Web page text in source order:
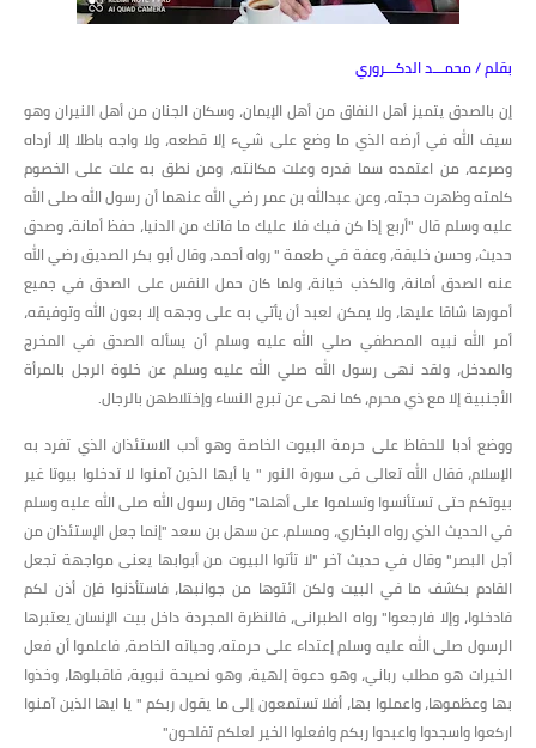
بقلم / محمـــد الدكـــروري
إن بالصدق يتميز أهل النفاق من أهل الإيمان، وسكان الجنان من أهل النيران وهو
سيف الله في أرضه الذي ما وضع على شيء إلا قطعه، ولا واجه باطلا إلا أرداه
وصرعه، من اعتمده سما قدره وعلت مكانته، ومن نطق به علت على الخصوم
كلمته وظهرت حجته، وعن عبدالله بن عمر رضي الله عنهما أن رسول الله صلى الله
عليه وسلم قال "أربع إذا كن فيك فلا عليك ما فاتك من الدنيا، حفظ أمانة، وصدق
حديث، وحسن خليقة، وعفة في طعمة " رواه أحمد، وقال أبو بكر الصديق رضي الله
عنه الصدق أمانة، والكذب خيانة، ولما كان حمل النفس على الصدق في جميع
أمورها شاقا عليها، ولا يمكن لعبد أن يأتي به على وجهه إلا بعون الله وتوفيقه،
أمر الله نبيه المصطفي صلي الله عليه وسلم أن يسأله الصدق في المخرج
والمدخل، ولقد نهى رسول الله صلي الله عليه وسلم عن خلوة الرجل بالمرأة
الأجنبية إلا مع ذي محرم، كما نهى عن تبرج النساء وإختلاطهن بالرجال.
ووضع أدبا للحفاظ على حرمة البيوت الخاصة وهو أدب الاستئذان الذي تفرد به
الإسلام، فقال الله تعالى فى سورة النور " يا أيها الذين آمنوا لا تدخلوا بيوتا غير
بيوتكم حتى تستأنسوا وتسلموا على أهلها" وقال رسول الله صلى الله عليه وسلم
في الحديث الذي رواه البخاري، ومسلم، عن سهل بن سعد "إنما جعل الإستئذان من
أجل البصر" وقال في حديث آخر "لا تأتوا البيوت من أبوابها يعنى مواجهة تجعل
القادم بكشف ما في البيت ولكن ائتوها من جوانبها، فاستأذنوا فإن أذن لكم
فادخلوا، وإلا فارجعوا" رواه الطبرانى، فالنظرة المجردة داخل بيت الإنسان يعتبرها
الرسول صلى الله عليه وسلم إعتداء على حرمته، وحياته الخاصة، فاعلموا أن فعل
الخيرات هو مطلب رباني، وهو دعوة إلهية، وهو نصيحة نبوية، فاقبلوها، وخذوا
بها وعظموها، واعملوا بها، أفلا تستمعون إلى ما يقول ربكم " يا ايها الذين آمنوا
اركعوا واسجدوا واعبدوا ربكم وافعلوا الخير لعلكم تفلحون"